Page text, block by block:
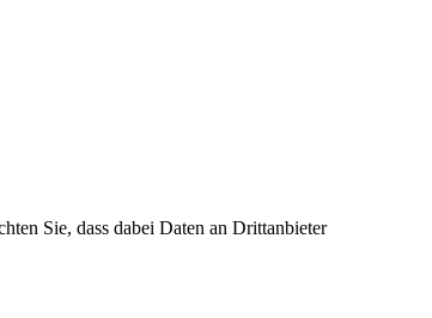
Sie, dass dabei Daten an Drittanbieter